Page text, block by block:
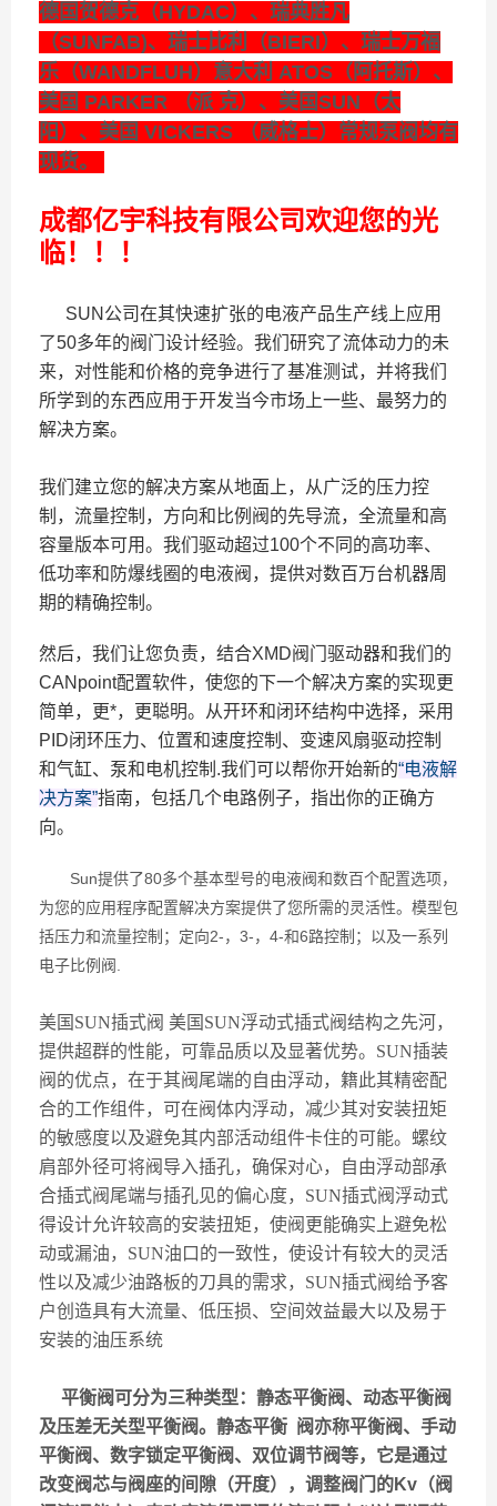
德国贺德克（HYDAC）、瑞典胜凡
（SUNFAB)、瑞士比利（BIERI）、瑞士万福
乐（WANDFLUH）意大利 ATOS（阿托斯）、
美国 PARKER （派 克）、美国SUN（太
阳）、美国 VICKERS （威格士）常规泵阀均有
现货。
成都亿宇科技有限公司欢迎您的光
临！！！
SUN公司在其快速扩张的电液产品生产线上应用
了50多年的阀门设计经验。我们研究了流体动力的未
来，对性能和价格的竞争进行了基准测试，并将我们
所学到的东西应用于开发当今市场上一些、最努力的
解决方案。
我们建立您的解决方案从地面上，从广泛的压力控
制，流量控制，方向和比例阀的先导流，全流量和高
容量版本可用。我们驱动超过100个不同的高功率、
低功率和防爆线圈的电液阀，提供对数百万台机器周
期的精确控制。
然后，我们让您负责，结合XMD阀门驱动器和我们的
CANpoint配置软件，使您的下一个解决方案的实现更
简单，更*，更聪明。从开环和闭环结构中选择，采用
PID闭环压力、位置和速度控制、变速风扇驱动控制
和气缸、泵和电机控制.我们可以帮你开始新的“电液解
决方案”指南，包括几个电路例子，指出你的正确方
向。
Sun提供了80多个基本型号的电液阀和数百个配置选项，
为您的应用程序配置解决方案提供了您所需的灵活性。模型包
括压力和流量控制；定向2-，3-，4-和6路控制；以及一系列
电子比例阀.
美国 SUN插式阀 美国 SUN浮动式插式阀结构之先河，
提供超群的性能，可靠品质以及显著优势。 SUN插装
阀的优点，在于其阀尾端的自由浮动，籍此其精密配
合的工作组件，可在阀体内浮动，减少其对安装扭矩
的敏感度以及避免其内部活动组件卡住的可能。螺纹
肩部外径可将阀导入插孔，确保对心，自由浮动部承
合插式阀尾端与插孔见的偏心度， SUN插式阀浮动式
得设计允许较高的安装扭矩，使阀更能确实上避免松
动或漏油， SUN油口的一致性，使设计有较大的灵活
性以及减少油路板的刀具的需求， SUN插式阀给予客
户创造具有大流量、低压损、空间效益最大以及易于
安装的油压系统
平衡阀可分为三种类型：静态平衡阀、动态平衡阀
及压差无关型平衡阀。静态平衡 阀亦称平衡阀、手动
平衡阀、数字锁定平衡阀、双位调节阀等，它是通过
改变阀芯与阀座的间隙（开度），调整阀门的Kv（阀